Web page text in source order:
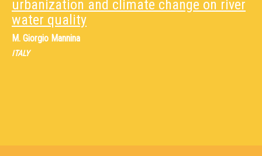
urbanization and climate change on river
water quality
M. Giorgio Mannina
ITALY